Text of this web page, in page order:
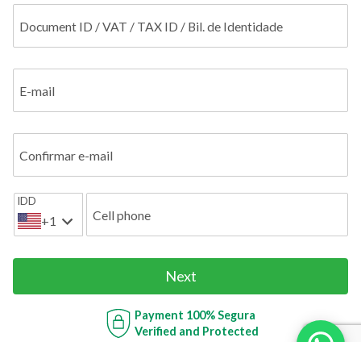
Document ID / VAT / TAX ID / Bil. de Identidade
E-mail
Confirmar e-mail
IDD
+1 Cell phone
Next
Payment 100% Segura
Verified and Protected